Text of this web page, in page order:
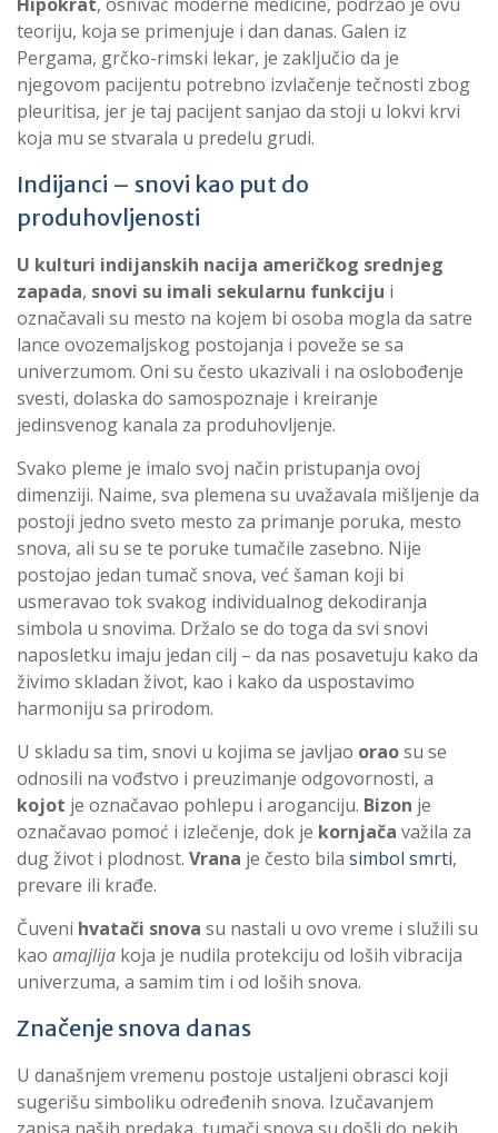
Hipokrat, osnivač moderne medicine, podržao je ovu
teoriju, koja se primenjuje i dan danas. Galen iz
Pergama, grčko-rimski lekar, je zaključio da je
njegovom pacijentu potrebno izvlačenje tečnosti zbog
pleuritisa, jer je taj pacijent sanjao da stoji u lokvi krvi
koja mu se stvarala u predelu grudi.
Indijanci – snovi kao put do
produhovljenosti
U kulturi indijanskih nacija američkog srednjeg
zapada, snovi su imali sekularnu funkciju i
označavali su mesto na kojem bi osoba mogla da satre
lance ovozemaljskog postojanja i poveže se sa
univerzumom. Oni su često ukazivali i na oslobođenje
svesti, dolaska do samospoznaje i kreiranje
jedinsvenog kanala za produhovljenje.
Svako pleme je imalo svoj način pristupanja ovoj
dimenziji. Naime, sva plemena su uvažavala mišljenje da
postoji jedno sveto mesto za primanje poruka, mesto
snova, ali su se te poruke tumačile zasebno. Nije
postojao jedan tumač snova, već šaman koji bi
usmeravao tok svakog individualnog dekodiranja
simbola u snovima. Držalo se do toga da svi snovi
naposletku imaju jedan cilj – da nas posavetuju kako da
živimo skladan život, kao i kako da uspostavimo
harmoniju sa prirodom.
U skladu sa tim, snovi u kojima se javljao oraosu se
odnosili na vođstvo i preuzimanje odgovornosti, a
kojot je označavao pohlepu i aroganciju. Bizon je
označavao pomoć i izlečenje, dok je kornjača važila za
dug život i plodnost. Vrana je često bila simbol smrti,
prevare ili krađe.
Čuveni hvatači snova su nastali u ovo vreme i služili su
kao amajlija koja je nudila protekciju od loših vibracija
univerzuma, a samim tim i od loših snova.
Značenje snova danas
U današnjem vremenu postoje ustaljeni obrasci koji
sugerišu simboliku određenih snova. Izučavanjem